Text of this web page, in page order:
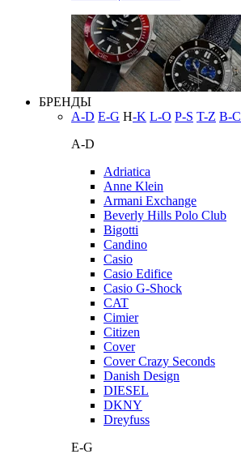
БРЕНДЫ
A-D E-G H-K L-O P-S T-Z В-С
A-D
Adriatica
Anne Klein
Armani Exchange
Beverly Hills Polo Club
Bigotti
Candino
Casio
Casio Edifice
Casio G-Shock
CAT
Cimier
Citizen
Cover
Cover Crazy Seconds
Danish Design
DIESEL
DKNY
Dreyfuss
E-G